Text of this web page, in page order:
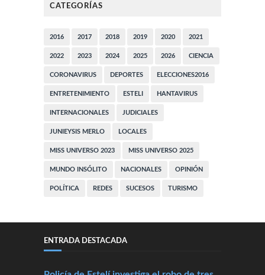
CATEGORÍAS
2016 2017 2018 2019 2020 2021
2022 2023 2024 2025 2026 CIENCIA
CORONAVIRUS DEPORTES ELECCIONES2016
ENTRETENIMIENTO ESTELI HANTAVIRUS
INTERNACIONALES JUDICIALES
JUNIEYSIS MERLO LOCALES
MISS UNIVERSO 2023 MISS UNIVERSO 2025
MUNDO INSÓLITO NACIONALES OPINIÓN
POLÍTICA REDES SUCESOS TURISMO
ENTRADA DESTACADA